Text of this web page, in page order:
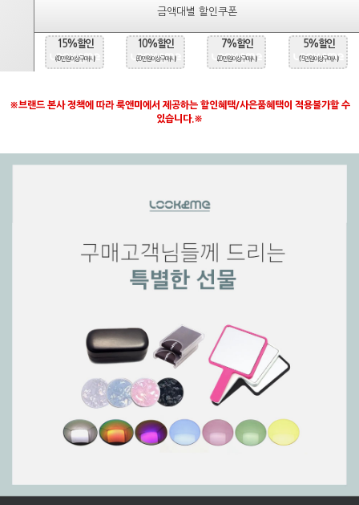
금액대별 할인쿠폰
15%할인
(40만원 이상 구매시)
10%할인
(30만원 이상 구매시)
7%할인
(20만원 이상 구매시)
5%할인
(15만원 이상 구매시)
※브랜드 본사 정책에 따라 룩앤미에서 제공하는 할인혜택/사은품혜택이 적용불가할 수
있습니다.※